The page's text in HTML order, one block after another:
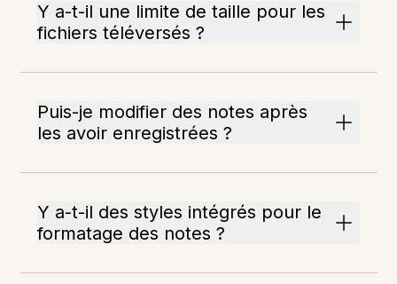
Y a-t-il une limite de taille pour les
fichiers téléversés ?
Puis-je modifier des notes après
les avoir enregistrées ?
Y a-t-il des styles intégrés pour le
formatage des notes ?